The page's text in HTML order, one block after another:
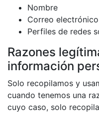
Nombre
Correo electrónico
Perfiles de redes
Razones
información
Solo recopilamos y
cuando tenemos una
cuyo caso, solo